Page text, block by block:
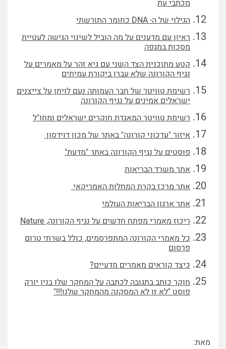
מכתבי עת
הגילוי של ה- DNA כחומר התורשתי
ראיון עם מדענים על מה הוביל לשינוי הגישה לעטיית
מסכות במגפה
קטע מתוכנית הצד השני עם גיא זהר על מאמרים על
נגיף הקורונה שלא עברו ביקורת עמיתים
רשימת טוויטר של חבר העמותה נעם לויתן על צייצנים
ישראלים אמינים על נגיף הקורונה
רשימת טוויטר המאגדת חוקרים ישראלים ומחו"ל
איזור "עדכוני קורונה" באתר של מכון דוידסון
פוסטים על נגיף הקורונה באתר "מדעת"
אתר משרד הבריאות
אתר מרכז בקרת המחלות האמריקאי
אתר ארגון הבריאות העולמי
ריכוז מאמרי מפתח חדשים על נגיף הקורונה, Nature
כל מאמרי הקורונה המתפרסמים, כולל בשרתי טרום
פרסום
כיצד קוראים מאמרים מדעיים?
חוקר כותב בתגובה לכתבה על המחקר שלו בניו יורק
פוסט "לא זו לא המסקנה מהמחקר שלנו!!!"
מאת: